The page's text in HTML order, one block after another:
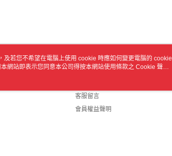
客服資訊
客服留言
會員權益聲明
若您不希望在電腦上使用 cookie 時應如何變更電腦的 cookie
網站即表示您同意本公司得按本網站使用條款之 Cookie 聲明